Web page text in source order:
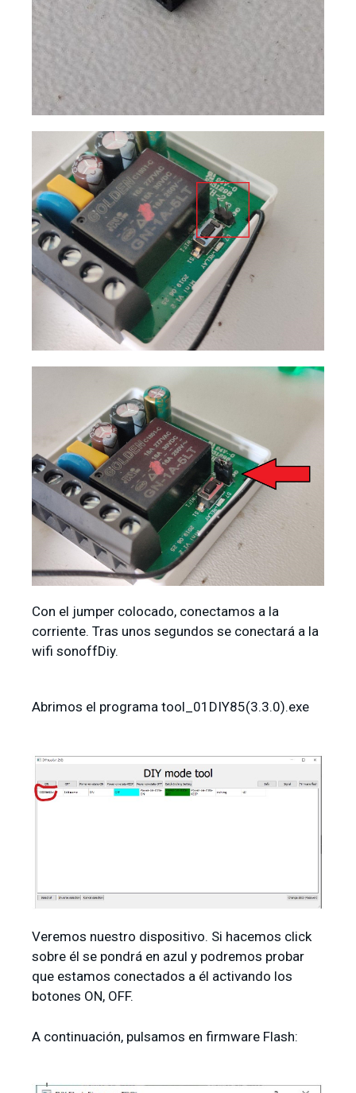
Con el jumper colocado, conectamos a la
corriente. Tras unos segundos se conectará a la
wifi sonoffDiy.
Abrimos el programa tool_01DIY85(3.3.0).exe
Veremos nuestro dispositivo. Si hacemos click
sobre él se pondrá en azul y podremos probar
que estamos conectados a él activando los
botones ON, OFF.
A continuación, pulsamos en firmware Flash: